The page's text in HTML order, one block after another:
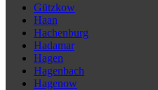
Gützkow
Haan
Hachenburg
Hadamar
Hagen
Hagenbach
Hagenow